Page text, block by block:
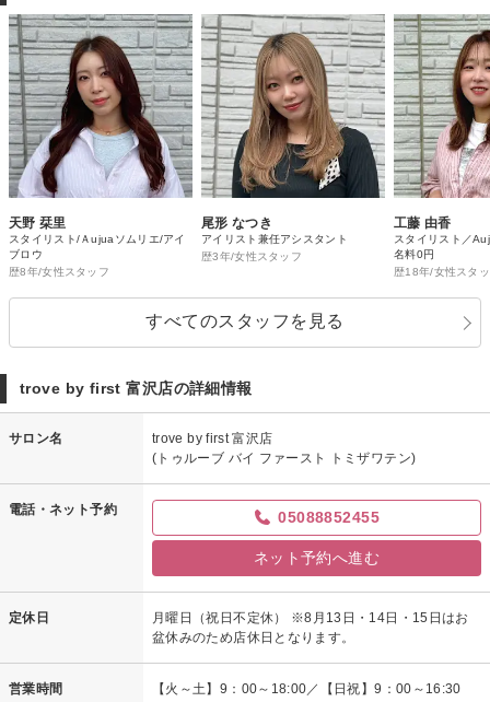
天野 栞里
スタイリスト/Ａujuaソムリエ/アイ
ブロウ
歴8年/女性スタッフ
尾形 なつき
アイリスト兼任アシスタント
歴3年/女性スタッフ
工藤 由香
スタイリスト／
名料0円
歴18年/女性スタ
すべてのスタッフを見る
trove by first 富沢店の詳細情報
サロン名
trove by first 富沢店
(トゥルーブ バイ ファースト トミザワテン)
電話・ネット予約 05088852455
ネット予約へ進む
定休日
月曜日（祝日不定休） ※8月13日・14日・15日はお
盆休みのため店休日となります。
営業時間 【火～土】9：00～18:00／【日祝】9：00～16:30